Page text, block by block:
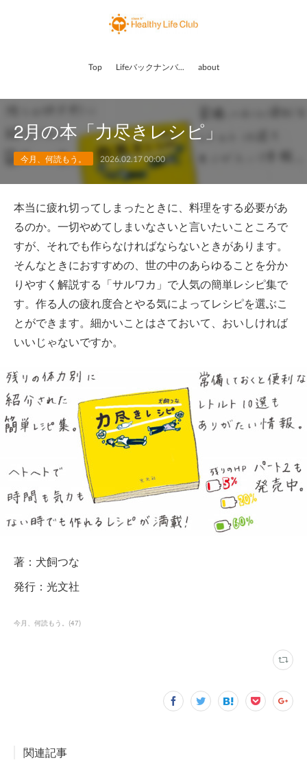
Top Lifeバックナンバー about
2月の本「力尽きレシピ」
今月、何読もう。 2026.02.17 00:00
本当に疲れ切ってしまったときに、料理をする必要があ
るのか。一切やめてしまいなさいと言いたいこところで
すが、それでも作らなければならないときがあります。
そんなときにおすすめの、世の中のあらゆることを分か
りやすく解説する「サルワカ」で人気の簡単レシピ集で
す。作る人の疲れ度合とやる気によってレシピを選ぶこ
とができます。細かいことはさておいて、おいしければ
いいじゃないですか。
著：犬飼つな
発行：光文社
今月、何読もう。 (47)
関連記事